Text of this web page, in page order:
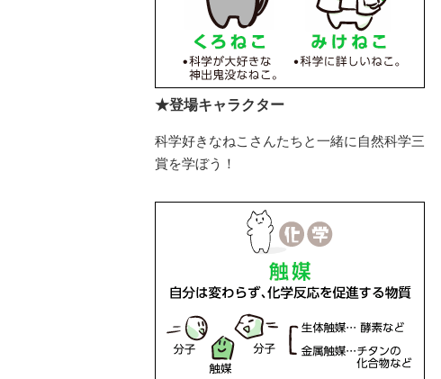
★登場キャラクター
科学好きなねこさんたちと一緒に自然科学三
賞を学ぼう！